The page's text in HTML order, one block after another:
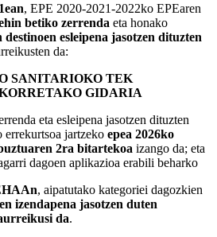
, EPE 2020-2021-2022ko EPEaren
betiko zerrenda eta honako
destinoen esleipena jasotzen dituzten
da:
SANITARIOKO TEK
GIDARIA
eta esleipena jasotzen dituzten
errekurtsoa jartzeko epea 2026ko
2ra bitartekoa izango da; eta
dagoen aplikazioa erabili beharko
, aipatutako kategoriei dagozkien
izendapena jasotzen duten
da.